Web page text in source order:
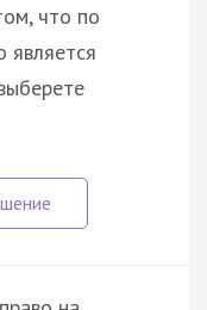
что по
является